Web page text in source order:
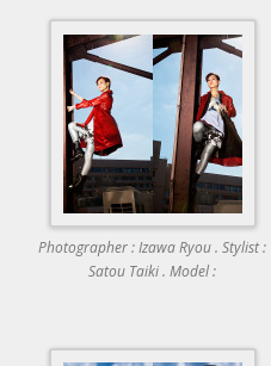
Photographer : Izawa Ryou . Stylist :
Satou Taiki . Model :